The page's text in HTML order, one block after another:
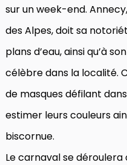
sur un week-end.
des Alpes, doit sa
plans d’eau, ainsi qu’à
célèbre dans la localité.
de masques défilant
estimer leurs couleurs
biscornue.
Le carnaval se